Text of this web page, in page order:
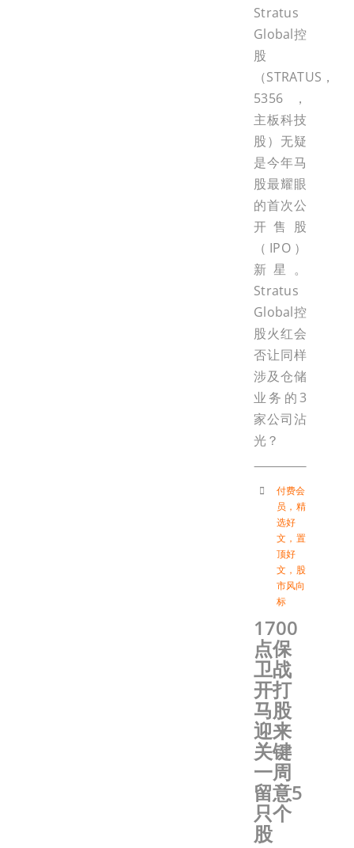
Stratus
Global控
股
（STRATUS，
5356，
主板科技
股）无疑
是今年马
股最耀眼
的首次公
开售股
（IPO）
新星。
Stratus
Global控
股火红会
否让同样
涉及仓储
业务的3
家公司沾
光？
付费会
员 ， 精
选好
文 ， 置
顶好
文 ， 股
市风向
标
1700
点保
卫战
开打
马股
迎来
关键
一周
留意5
只个
股